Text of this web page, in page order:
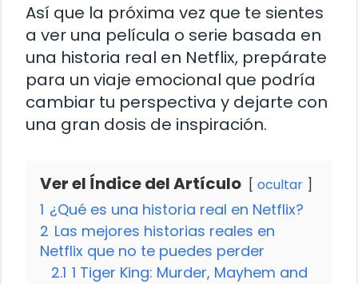
Así que la próxima vez que te sientes
a ver una película o serie basada en
una historia real en Netflix, prepárate
para un viaje emocional que podría
cambiar tu perspectiva y dejarte con
una gran dosis de inspiración.
Ver el Índice del Artículo ocultar
1 ¿Qué es una historia real en Netflix?
2 Las mejores historias reales en
Netflix que no te puedes perder
2.1 1 Tiger King: Murder, Mayhem and